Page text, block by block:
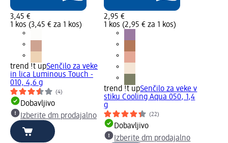
3,45 €
1 kos (3,45 € za 1 kos)
trend !t upSenčilo za veke
in lica Luminous Touch -
010, 4,6 g
(4)
Dobavljivo
Izberite dm prodajalno
2,95 €
1 kos (2,95 € za 1 kos)
trend !t upSenčilo za veke v
stiku Cooling Aqua 050, 1,4
g
(22)
Dobavljivo
Izberite dm prodajalno